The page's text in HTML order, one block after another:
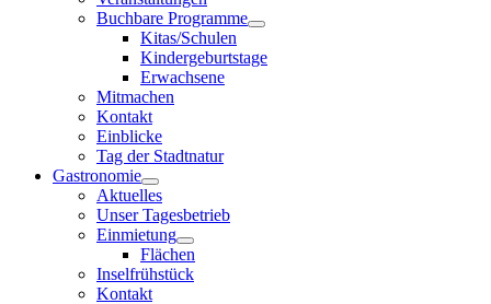
Buchbare Programme
Kitas/Schulen
Kindergeburtstage
Erwachsene
Mitmachen
Kontakt
Einblicke
Tag der Stadtnatur
Gastronomie
Aktuelles
Unser Tagesbetrieb
Einmietung
Flächen
Inselfrühstück
Kontakt